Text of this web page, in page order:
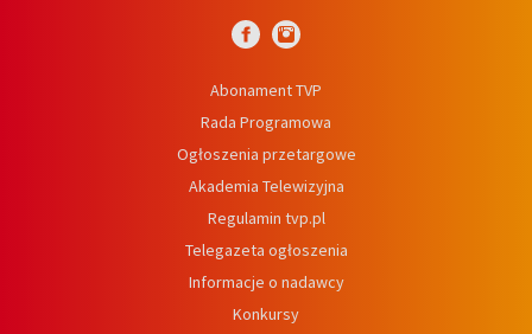
Abonament TVP
Rada Programowa
Ogłoszenia przetargowe
Akademia Telewizyjna
Regulamin tvp.pl
Telegazeta ogłoszenia
Informacje o nadawcy
Konkursy